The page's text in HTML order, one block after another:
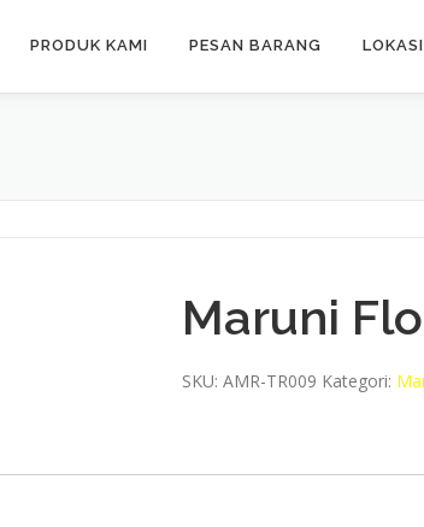
PRODUK KAMI PESAN BARANG
Maruni
SKU: AMR-TR009 Kategori: